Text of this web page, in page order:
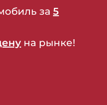
за 5
на рынке!